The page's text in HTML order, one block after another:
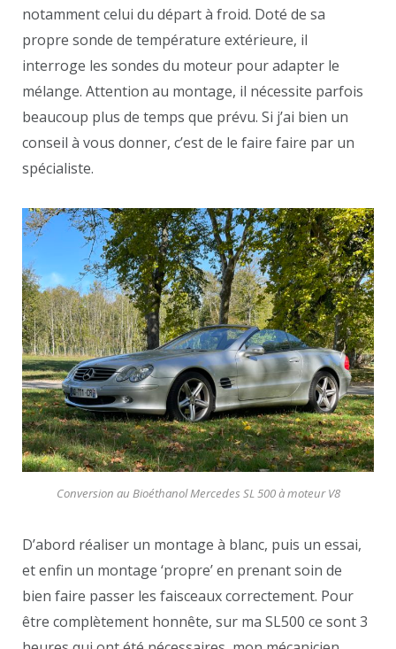
notamment celui du départ à froid. Doté de sa
propre sonde de température extérieure, il
interroge les sondes du moteur pour adapter le
mélange. Attention au montage, il nécessite parfois
beaucoup plus de temps que prévu. Si j’ai bien un
conseil à vous donner, c’est de le faire faire par un
spécialiste.
Conversion au BioéthanolMercedes SL 500 à moteur V8
D’abord réaliser un montage à blanc, puis un essai,
et enfin un montage ‘propre’ en prenant soin de
bien faire passer les faisceaux correctement. Pour
être complètement honnête, sur ma SL500 ce sont 3